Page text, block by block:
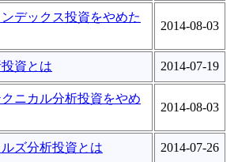
デックス投資をやめた
2014-08-03
資とは 2014-07-19
ニカル分析投資をやめ
2014-08-03
ズ分析投資とは 2014-07-26